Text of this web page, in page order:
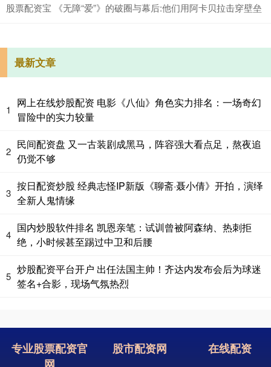
股票配资宝 《无障“爱”》的破圈与幕后:他们用阿卡贝拉击穿壁垒
最新文章
1
网上在线炒股配资 电影《八仙》角色实力排名：一场奇幻
冒险中的实力较量
2
民间配资盘 又一古装剧成黑马，阵容强大看点足，熬夜追
仍觉不够
3
按日配资炒股 经典志怪IP新版《聊斋·聂小倩》开拍，演绎
全新人鬼情缘
4
国内炒股软件排名 凯恩亲笔：试训曾被阿森纳、热刺拒
绝，小时候甚至踢过中卫和后腰
5
炒股配资平台开户 出任法国主帅！齐达内发布会后为球迷
签名+合影，现场气氛热烈
专业股票配资官
网
股市配资网 在线配资